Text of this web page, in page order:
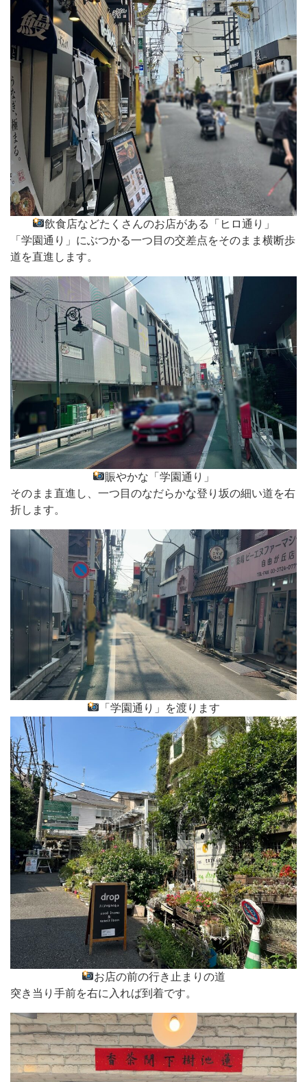
飲食店などたくさんのお店がある「ヒロ通り」
「学園通り」にぶつかる一つ目の交差点をそのまま横断歩
道を直進します。
賑やかな「学園通り」
そのまま直進し、一つ目のなだらかな登り坂の細い道を右
折します。
「学園通り」を渡ります
お店の前の行き止まりの道
突き当り手前を右に入れば到着です。